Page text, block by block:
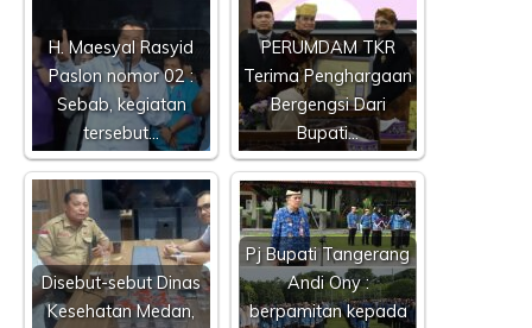
H. Maesyal Rasyid
Paslon nomor 02 :
Sebab, kegiatan
tersebut…
PERUMDAM TKR
Terima Penghargaan
Bergengsi Dari
Bupati…
Disebut-sebut Dinas
Kesehatan Medan,
Pj Bupati Tangerang
Andi Ony :
berpamitan kepada